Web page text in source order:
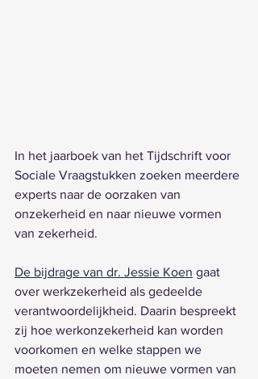
In het jaarboek van het Tijdschrift voor
Sociale Vraagstukken zoeken meerdere
experts naar de oorzaken van
onzekerheid en naar nieuwe vormen
van zekerheid.
De bijdrage van dr. Jessie Koen gaat
over werkzekerheid als gedeelde
verantwoordelijkheid. Daarin bespreekt
zij hoe werkonzekerheid kan worden
voorkomen en welke stappen we
moeten nemen om nieuwe vormen van